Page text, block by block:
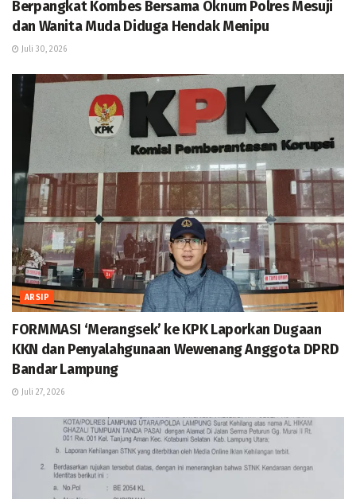
Berpangkat Kombes Bersama Oknum Polres Mesuji
dan Wanita Muda Diduga Hendak Menipu
Juli 30, 2026
ARSIP
FORMMASI ‘Merangsek’ ke KPK Laporkan Dugaan
KKN dan Penyalahgunaan Wewenang Anggota DPRD
Bandar Lampung
Juli 27, 2026